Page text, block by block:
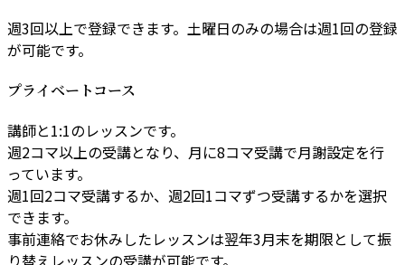
週3回以上で登録できます。土曜日のみの場合は週1回の登録
が可能です。
プライベートコース
講師と1:1のレッスンです。
週2コマ以上の受講となり、月に8コマ受講で月謝設定を行
っています。
週1回2コマ受講するか、週2回1コマずつ受講するかを選択
できます。
事前連絡でお休みしたレッスンは翌年3月末を期限として振
り替えレッスンの受講が可能です。